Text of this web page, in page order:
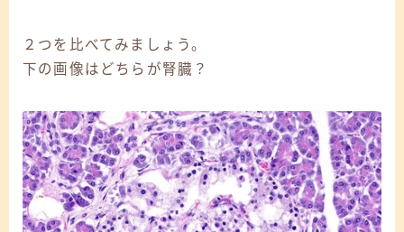
２つを比べてみましょう。
下の画像はどちらが腎臓？